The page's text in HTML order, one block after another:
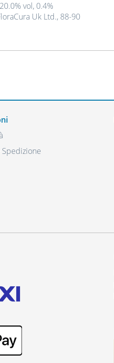
vol, 0.4%
Uk Ltd., 88-90
Spedizione